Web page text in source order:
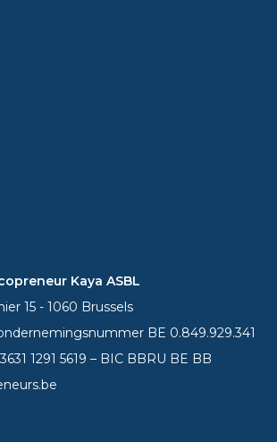
Kaya ASBL
15 - 1060 Brussels
BE 0.849.929.341
3631 1291 5619 – BIC BBRU BE BB